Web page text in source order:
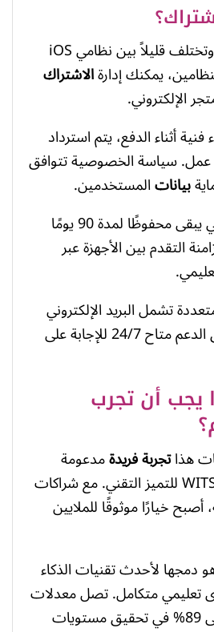
عملية الإلغاء بسيطة وتختلف قليلاً بين نظامي iOS
الاشتراك
الإلكتروني.
أثناء الدفع، يتم استرداد
خلال 3-5 أيام عمل. سياسة الخصوصية تتوافق
بياناتالمستخدمين.
جميع تقدمك الدراسي يبقى محفوظًا لمدة 90 يومًا
التقدم بين الأجهزة عبر
تشمل البريد الإلكتروني
والدردشة الحية. فريق الدعم متاح 24/7 للإجابة على
يجب أن تجرب
هذاتجربة فريدةمدعومة
بجوائز عالمية مثل WITSA للتميز التقني. مع شراكات
حكومة، أصبح خيارًا موثوقًا للملايين
دمجها لأحدث تقنيات الذكاء
تعليمي متكامل. تصل معدلات
نجاح المستخدمين إلى 89% في تحقيق مستويات